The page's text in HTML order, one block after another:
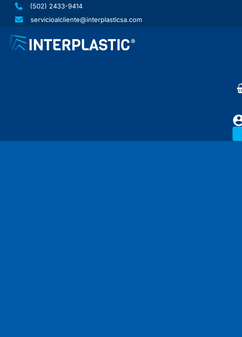
contenido
(502) 2433-9414
servicioalcliente@interplasticsa.com